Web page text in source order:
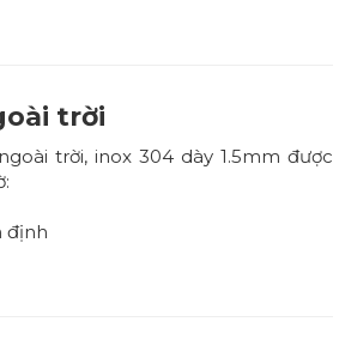
trời
trời, inox 304 dày 1.5mm được
định